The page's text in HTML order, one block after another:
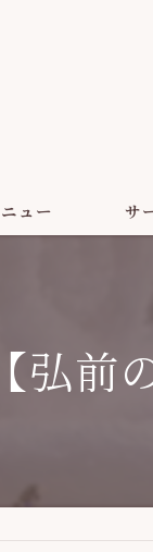
ュー サ
【弘前